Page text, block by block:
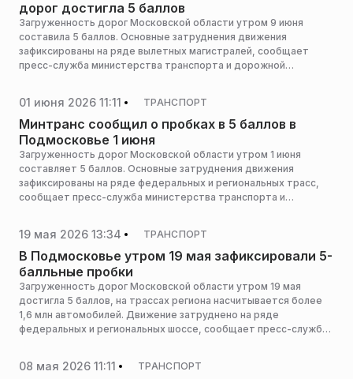
дорог достигла 5 баллов
Загруженность дорог Московской области утром 9 июня
составила 5 баллов. Основные затруднения движения
зафиксированы на ряде вылетных магистралей, сообщает
пресс-служба министерства транспорта и дорожной
01 июня 2026 11:11 ТРАНСПОРТ
Минтранс сообщил о пробках в 5 баллов в
Подмосковье 1 июня
Загруженность дорог Московской области утром 1 июня
составляет 5 баллов. Основные затруднения движения
зафиксированы на ряде федеральных и региональных трасс,
сообщает пресс-служба министерства транспорта и
19 мая 2026 13:34 ТРАНСПОРТ
В Подмосковье утром 19 мая зафиксировали 5-
балльные пробки
Загруженность дорог Московской области утром 19 мая
достигла 5 баллов, на трассах региона насчитывается более
1,6 млн автомобилей. Движение затруднено на ряде
федеральных и региональных шоссе, сообщает пресс-служба
08 мая 2026 11:11 ТРАНСПОРТ